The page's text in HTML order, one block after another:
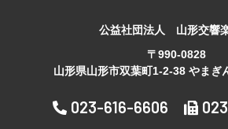
公益社団法人 山形交響
〒990-0828
山形県山形市双葉町1-2-38 やまぎ
023-616-6606